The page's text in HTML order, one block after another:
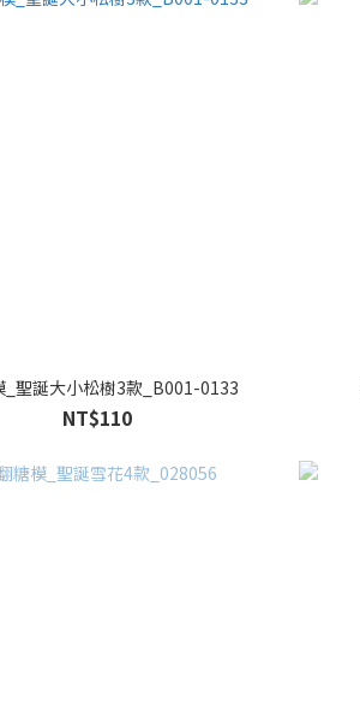
_聖誕大小松樹3款_B001-0133
NT$110